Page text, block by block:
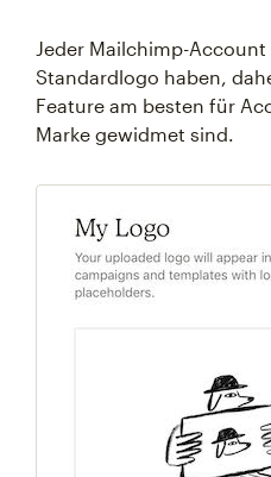
Jeder Mailchimp-
Standardlogo haben,
Feature am besten für
Marke gewidmet sind.